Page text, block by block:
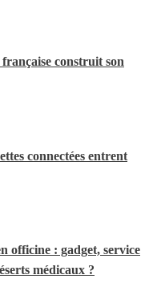
construit son
connectées entrent
officine : gadget, service
médicaux ?